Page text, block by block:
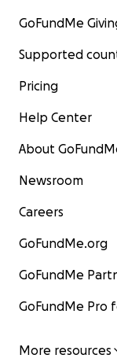
GoFundMe
Supported
Pricing
Help Center
About
Newsroom
Careers
GoFundMe.org
GoFundMe
GoFundMe Pro
More resources